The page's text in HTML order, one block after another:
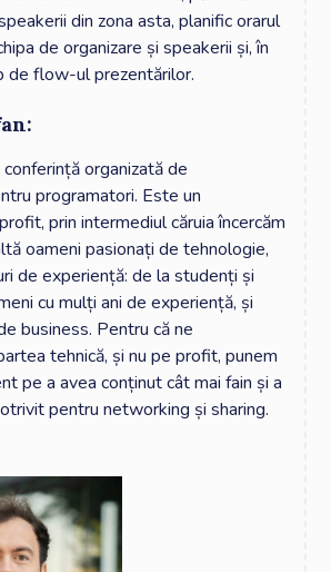
din zona asta, planific orarul
de organizare și speakerii și, în
de flow-ul prezentărilor.
organizată de
programatori. Este un
prin intermediul căruia încercăm
oameni pasionați de tehnologie,
de experiență: de la studenți și
cu mulți ani de experiență, și
business. Pentru că ne
tehnică, și nu pe profit, punem
pe a avea conținut cât mai fain și a
pentru networking și sharing.